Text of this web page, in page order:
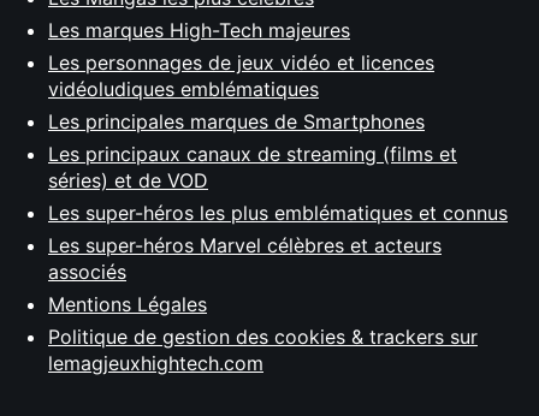
Les marques High-Tech majeures
Les personnages de jeux vidéo et licences
vidéoludiques emblématiques
Les principales marques de Smartphones
Les principaux canaux de streaming (films et
séries) et de VOD
Les super-héros les plus emblématiques et connus
Les super-héros Marvel célèbres et acteurs
associés
Mentions Légales
Politique de gestion des cookies & trackers sur
lemagjeuxhightech.com